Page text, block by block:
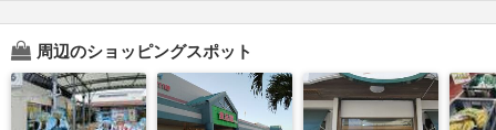
周辺のショッピングスポット